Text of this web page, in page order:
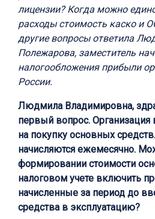
лицензии? Когда можно
расходы стоимость каско и
другие вопросы ответила
Полежарова, заместитель
налогообложения прибыли
России.
Людмила Владимировна,
первый вопрос. Организация
на покупку основных
начисляются ежемесячно.
формировании стоимости
налоговом учете включить
начисленные за период до
средства в эксплуатацию?